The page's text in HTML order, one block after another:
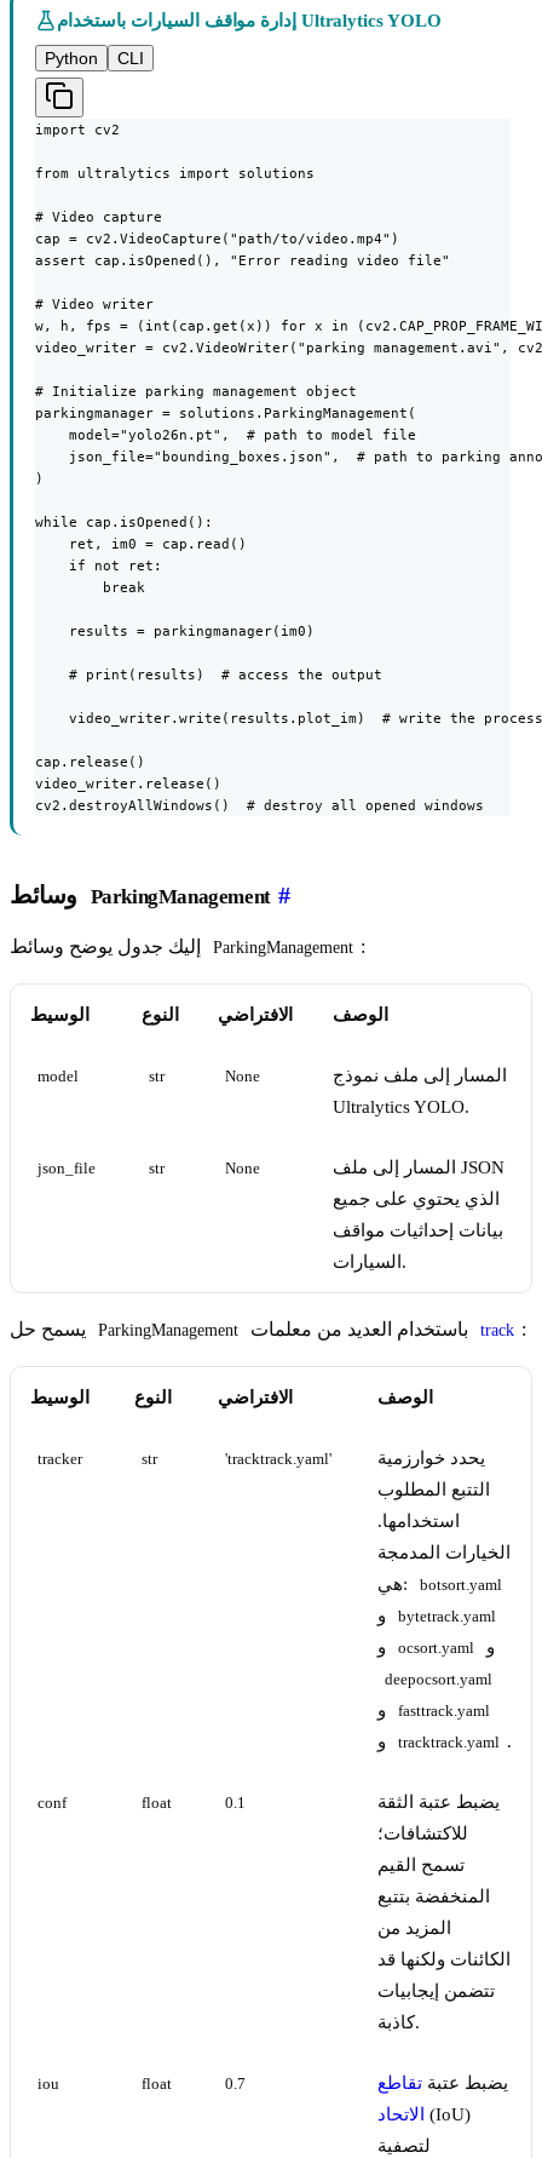
إدارة مواقف السيارات باستخدام Ultralytics YOLO
Python
CLI
import cv2
from ultralytics import solutions
# Video capture
cap = cv2.VideoCapture("path/to/video.mp4")
assert cap.isOpened(), "Error reading video file"
# Video writer
w, h, fps = (int(cap.get(x)) for x in
video_writer = cv2.VideoWriter("parking management.avi",
# Initialize parking management object
parkingmanager = solutions.ParkingManagement(
    model="yolo26n.pt",  # path to model file
json_file="bounding_boxes.json",  # path to parking
)
while cap.isOpened():
    ret, im0 = cap.read()
    if not ret:
        break
    results = parkingmanager(im0)
    # print(results)  # access the output
video_writer.write(results.plot_im)  # write the
cap.release()
video_writer.release()
cv2.destroyAllWindows()  # destroy all opened windows
ParkingManagement #
ParkingManagement :
الوسيط النوع الافتراضي الوصف
model str None
المسار إلى ملف نموذج
Ultralytics YOLO.
json_file str None
المسار إلى ملف JSON
الذي يحتوي على جميع
بيانات إحداثيات مواقف
السيارات.
ParkingManagement track :
الوسيط النوع الافتراضي الوصف
tracker str 'tracktrack.yaml'
يحدد خوارزمية
التتبع المطلوب
استخدامها.
الخيارات المدمجة
هي:
botsort.yaml
bytetrack.yaml
ocsort.yaml و
deepocsort.yaml
fasttrack.yaml
tracktrack.yaml .
conf float 0.1
يضبط عتبة الثقة
للاكتشافات؛
تسمح القيم
المنخفضة بتتبع
المزيد من
الكائنات ولكنها قد
تتضمن إيجابيات
كاذبة.
iou float 0.7 يضبط عتبة تقاطع
الاتحاد
(IoU)
لتصفية